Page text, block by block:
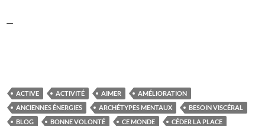
—
ACTIVE ACTIVITÉ AIMER
AMÉLIORATION
ANCIENNES ÉNERGIES
ARCHÉTYPES MENTAUX
BESOIN VISCÉRAL
BLOG
BONNE VOLONTÉ CE MONDE
CÉDER LA PLACE